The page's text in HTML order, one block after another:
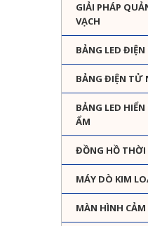
GIẢI PHÁP
VẠCH
BẢNG LED
BẢNG ĐIỆN TỬ
BẢNG LED
ẨM
ĐỒNG HỒ
MÁY DÒ KIM
MÀN HÌNH